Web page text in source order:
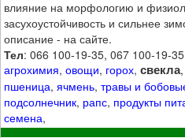
влияние на морфологию и
засухоустойчивость и сильнее
описание - на сайте.
Тел: 066 100-19-35, 067 100-19-35
агрохимия,овощи, горох,свекла
пшеница,ячмень,травы и
подсолнечник, рапс, продукты
семена,